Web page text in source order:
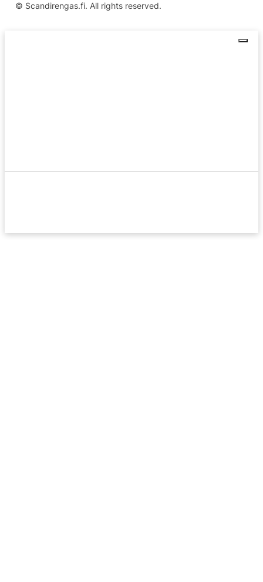
© Scandirengas.fi. All rights reserved.